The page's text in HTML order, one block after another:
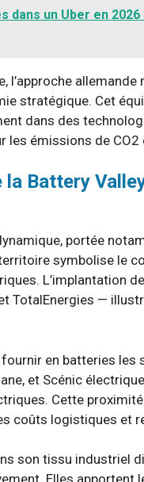
dans un Uber en
allemande
stratégique. Cet
dans des
les émissions de
la Battery
portée
symbolise le
L’implantation
TotalEnergies —
en batteries
et Scénic
Cette
coûts logistiques et
son tissu industriel
Elles apportent